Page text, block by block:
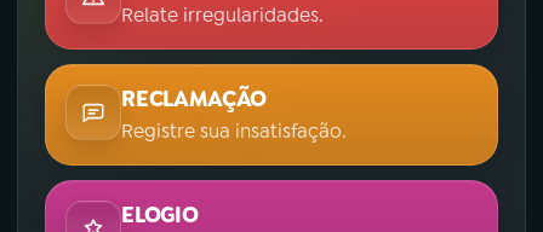
Relate irregularidades.
RECLAMAÇÃO
Registre sua insatisfação.
ELOGIO